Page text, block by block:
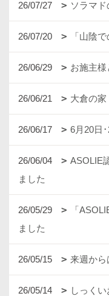
26/07/27 ソラマ
26/07/20 「山陰
26/06/29 お施主様
26/06/21 大倉の
26/06/17 6月20日
26/06/04
ASOLIE
ました
26/05/29
「
ました
26/05/15 来週から
26/05/14 しっく